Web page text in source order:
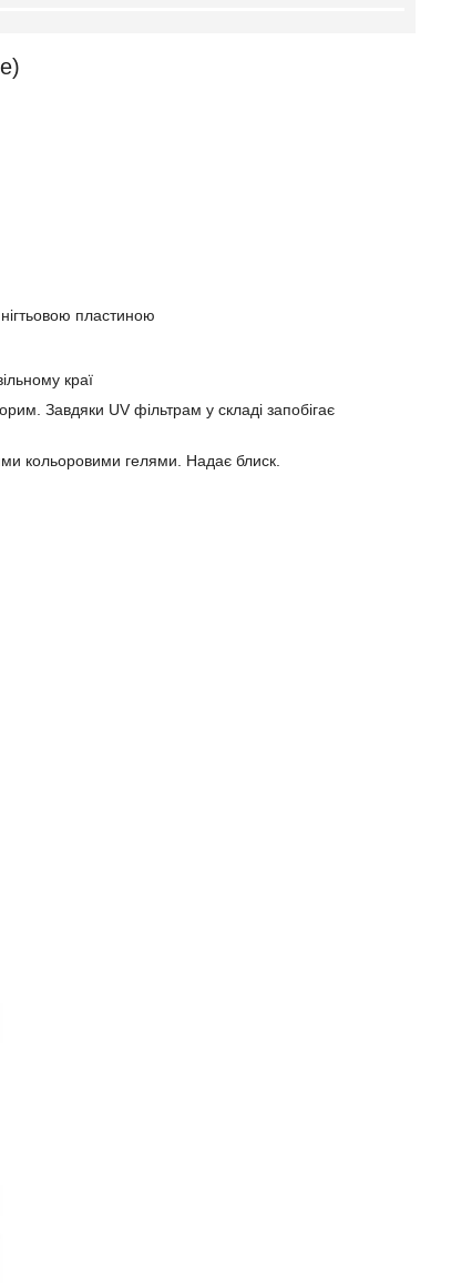
пластиною
краї
Завдяки UV фільтрам у складі запобігає
кольоровими гелями. Надає блиск.